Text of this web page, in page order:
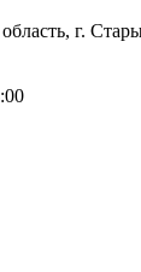
г.